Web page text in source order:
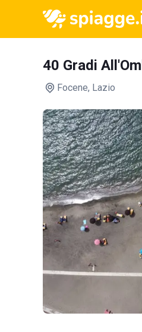
40 Gradi
Focene, Lazio